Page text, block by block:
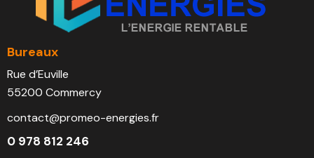
Bureaux
Rue d’Euville
55200 Commercy
contact@promeo-energies.fr
0 978 812 246